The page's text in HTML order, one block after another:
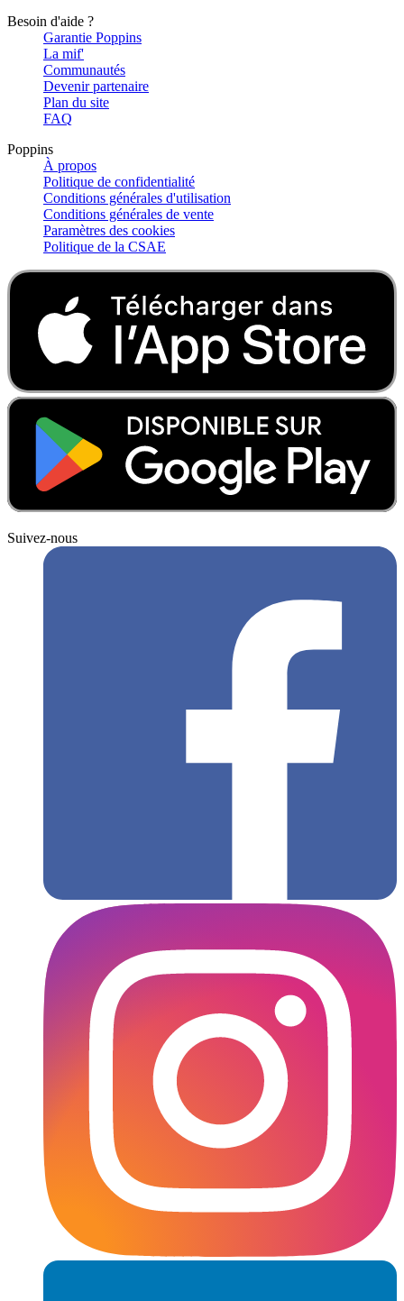
Besoin d'aide ?
Garantie Poppins
La mif'
Communautés
Devenir partenaire
Plan du site
FAQ
Poppins
À propos
Politique de confidentialité
Conditions générales d'utilisation
Conditions générales de vente
Paramètres des cookies
Politique de la CSAE
Suivez-nous